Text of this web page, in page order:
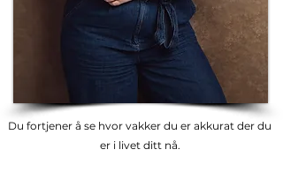
Du fortjener å se hvor vakker du er akkurat der du
er i livet ditt nå.